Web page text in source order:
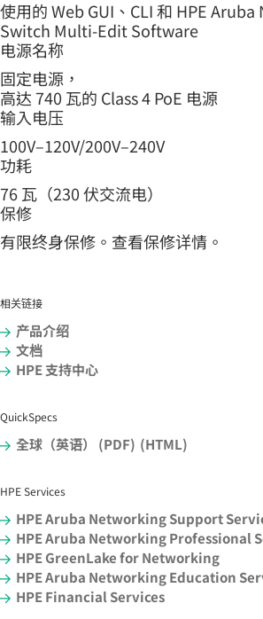
使用的 Web GUI、CLI 和 HPE
Switch Multi-Edit Software
电源名称
固定电源，
高达 740 瓦的 Class 4 PoE 电源
输入电压
100V–120V/200V–240V
功耗
76 瓦（230 伏交流电）
保修
有限终身保修 。查看保修详情。
相关链接
产品介绍
文档
HPE 支持中心
QuickSpecs
全球（英语） (PDF) (HTML)
HPE Services
HPE Aruba Networking Support
HPE Aruba Networking Professional
HPE GreenLake for Networking
HPE Aruba Networking Education
HPE Financial Services